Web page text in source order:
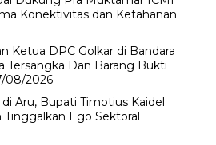
Konektivitas dan Ketahanan
Ketua DPC Golkar di Bandara
Tersangka Dan Barang Bukti
08/2026
Aru, Bupati Timotius Kaidel
Ego Sektoral